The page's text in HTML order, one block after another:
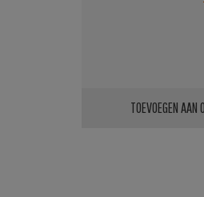
TOEVOEGEN AAN